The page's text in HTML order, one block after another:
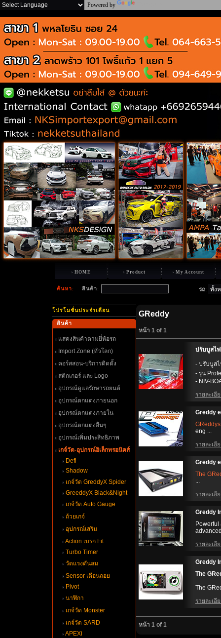
Powered by
HOME Product My Account
ค้นหา: สินค้า: รถ:
ปรโมชั่นประจำเดือน
สินค้า
สดงสินค้าตามยี่ห้อรถ
Import Zone (ทั่วโลก)
คอร์สสอน-บริการติดตั้ง
สติกเกอร์ และ Logo
อุปกรณ์ดูแลรักษารถยนต์
อุปกรณ์ตกแต่งภายนอก
อุปกรณ์ตกแต่งภายใน
อุปกรณ์ตกแต่งอื่นๆ
อุปกรณ์เพิ่มประสิทธิภาพ
เกจ์วัด-อุปกรณ์อิเล็กทรอนิคส์
Defi
Shadow
เกจ์วัด GreddyX Spider
GreeddyX Black&Night
เกจ์วัด Auto Gauge
ถ้วยเกจ์
อุปกรณ์เสริม
Action เบรก Fit
Turbo Timer
วัดแรงดันลม
Sensor เตือนถอ
Pivot
นาฬิกา
เกจ์วัด Monster
เกจ์วัด SARD
APEXi
GReddy
หน้า 1 of 1
ปรับบูสไ
- ปรับบูส
- รุ่น
- NIV-
รายละเอี
Greddy
eng ...
รายละเอี
Greddy
The
...
รายละเอี
Greddy
Powerful
รายละเอี
Greddy
The
The
รายละเอี
หน้า 1 of 1